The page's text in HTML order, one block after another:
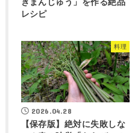
きまんじゅう」を作る絶品
レシピ
料理
2026.04.28
【保存版】絶対に失敗しな